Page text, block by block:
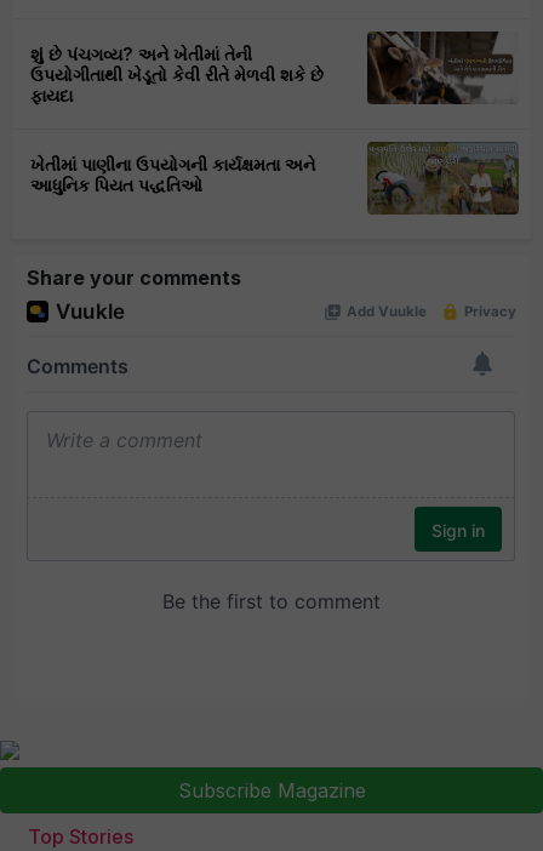
શું છે પંચગવ્ય? અને ખેતીમાં તેની
ઉપયોગીતાથી ખેડૂતો કેવી રીતે મેળવી શકે છે
ફાયદા
ખેતીમાં પાણીના ઉપયોગની કાર્યક્ષમતા અને
આધુનિક પિયત પદ્ધતિઓ
Share your comments
Subscribe Magazine
Top Stories